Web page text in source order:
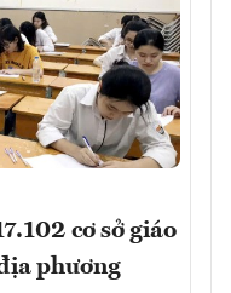
cơ sở giáo
phương